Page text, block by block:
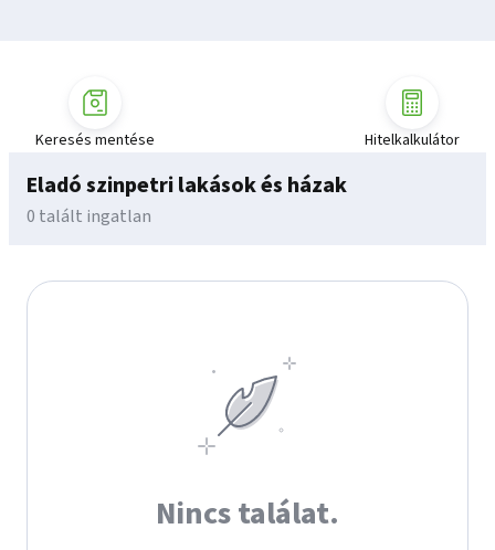
Eladó szinpetri lakások és házak
0 talált ingatlan
Nincs találat.
Keresés mentése Hitelkalkulátor